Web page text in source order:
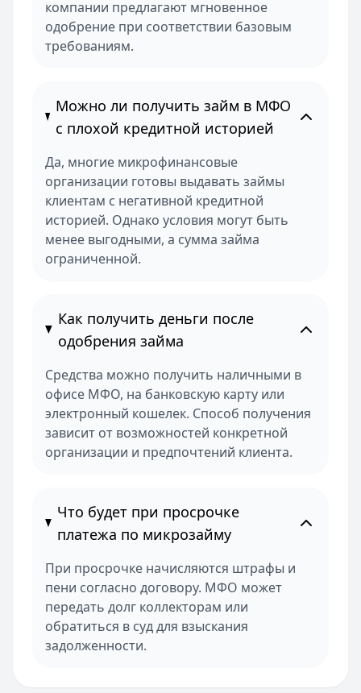
компании предлагают мгновенное
одобрение при соответствии базовым
требованиям.
Можно ли получить займ в МФО
с плохой кредитной историей
Да, многие микрофинансовые
организации готовы выдавать займы
клиентам с негативной кредитной
историей. Однако условия могут быть
менее выгодными, а сумма займа
ограниченной.
Как получить деньги после
одобрения займа
Средства можно получить наличными в
офисе МФО, на банковскую карту или
электронный кошелек. Способ получения
зависит от возможностей конкретной
организации и предпочтений клиента.
Что будет при просрочке
платежа по микрозайму
При просрочке начисляются штрафы и
пени согласно договору. МФО может
передать долг коллекторам или
обратиться в суд для взыскания
задолженности.